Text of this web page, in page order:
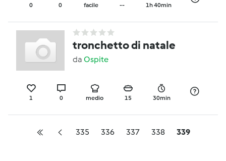
0 0 facile -- 1h 40min
tronchetto di natale
da Ospite
1 0 medio 15 30min
335 336 337 338 339